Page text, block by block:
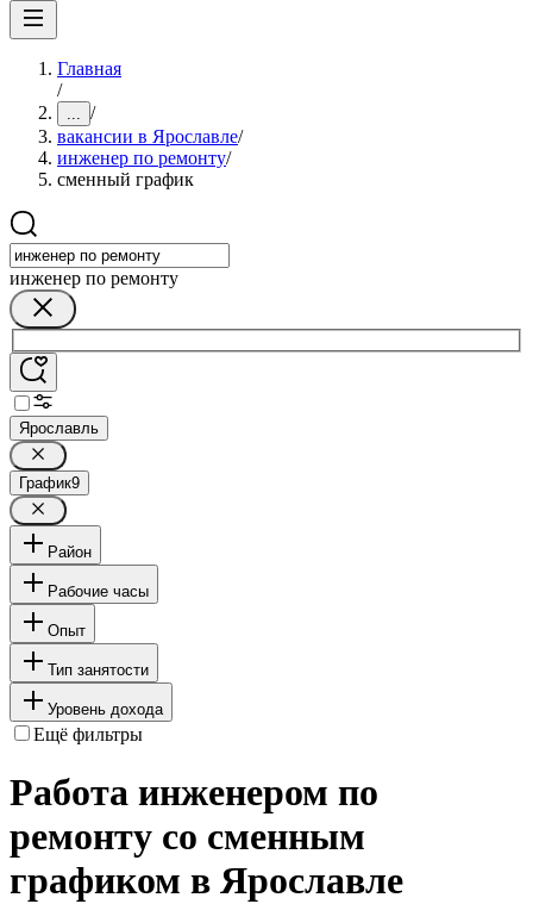
Главная
/
... /
вакансии в Ярославле/
инженер по ремонту/
сменный график
инженер по ремонту
Ярославль
График9
Район
Рабочие часы
Опыт
Тип занятости
Уровень дохода
Ещё фильтры
Работа инженером по
ремонту со сменным
графиком в Ярославле